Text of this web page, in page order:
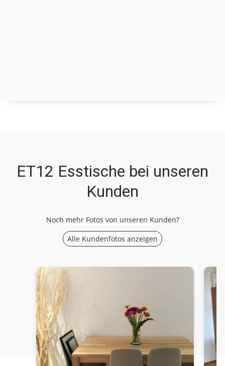
ET12 Esstische bei unseren
Kunden
Noch mehr Fotos von unseren Kunden?
Alle Kundenfotos anzeigen